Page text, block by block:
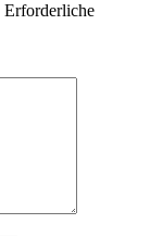
Erforderliche